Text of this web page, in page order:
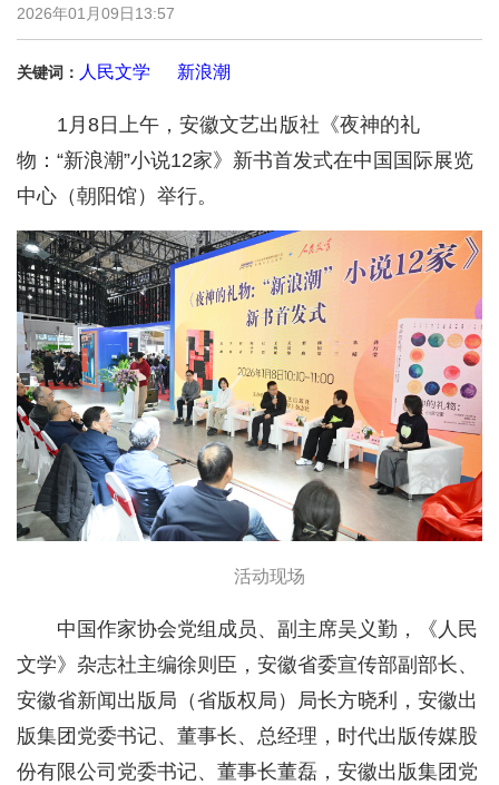
2026年01月09日13:57
关键词： 人民文学 新浪潮
1月8日上午，安徽文艺出版社《夜神的礼
物：“新浪潮”小说12家》新书首发式在中国国际展览
中心（朝阳馆）举行。
活动现场
中国作家协会党组成员、副主席吴义勤，《人民
文学》杂志社主编徐则臣，安徽省委宣传部副部长、
安徽省新闻出版局（省版权局）局长方晓利，安徽出
版集团党委书记、董事长、总经理，时代出版传媒股
份有限公司党委书记、董事长董磊，安徽出版集团党